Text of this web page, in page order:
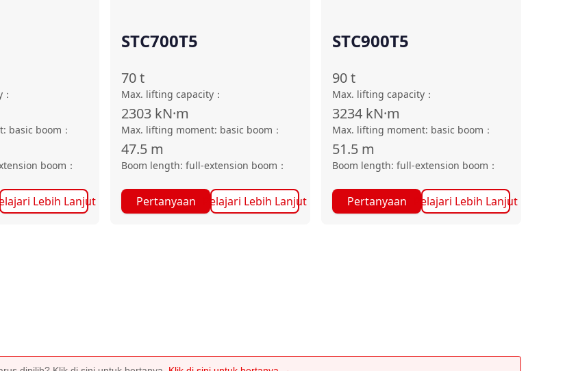
：
basic boom ：
boom ：
Pelajari Lebih Lanjut
STC700T5
70t
Max. lifting capacity ：
2303 kN·m
Max. lifting moment: basic boom ：
47.5 m
Boom length: full-extension boom ：
Pertanyaan Pelajari Lebih Lanjut
STC900T5
90t
Max. lifting capacity ：
3234 kN·m
Max. lifting moment: basic boom ：
51.5 m
Boom length: full-extension boom ：
Pertanyaan Pelajari Lebih Lanjut